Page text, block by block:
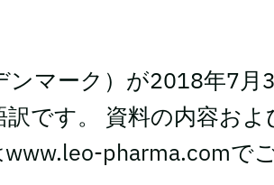
ンマーク）が2018年7月
です。 資料の内容お
pharma.comで